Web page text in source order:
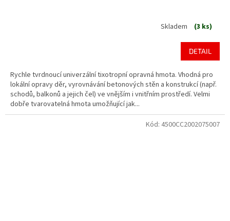
Skladem (3 ks)
DETAIL
Rychle tvrdnoucí univerzální tixotropní opravná hmota. Vhodná pro
lokální opravy děr, vyrovnávání betonových stěn a konstrukcí (např.
schodů, balkonů a jejich čel) ve vnějším i vnitřním prostředí. Velmi
dobře tvarovatelná hmota umožňující jak...
Kód: 4500CC2002075007